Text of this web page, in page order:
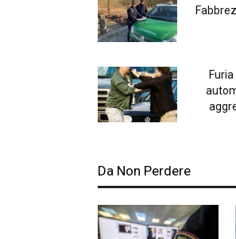
Da Non Perdere